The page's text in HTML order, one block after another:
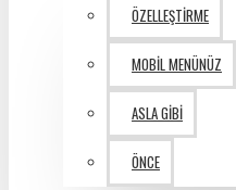
ÖZELLEŞTIRME
MOBIL MENÜNÜZ
ASLA GIBI
ÖNCE